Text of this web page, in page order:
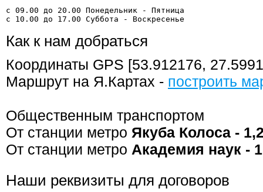
с 09.00 до 20.00 Понедельник - Пятница
с 10.00 до 17.00 Суббота - Воскресенье
Как к нам добраться
Координаты GPS [53.912176,
Маршрут на Я.Картах - построить
Общественным транспортом
От станции метро Якуба Колоса -
От станции метро Академия наук -
Наши реквизиты для договоров